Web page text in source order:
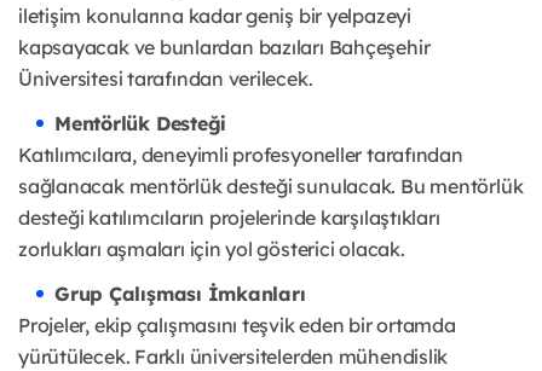
iletişim konularına kadar geniş bir yelpazeyi
kapsayacak ve bunlardan bazıları Bahçeşehir
Üniversitesi tarafından verilecek.
Mentörlük Desteği
Katılımcılara, deneyimli profesyoneller tarafından
sağlanacak mentörlük desteği sunulacak. Bu mentörlük
desteği katılımcıların projelerinde karşılaştıkları
zorlukları aşmaları için yol gösterici olacak.
Grup Çalışması İmkanları
Projeler, ekip çalışmasını teşvik eden bir ortamda
yürütülecek. Farklı üniversitelerden mühendislik